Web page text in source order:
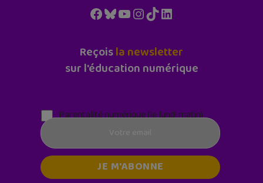
Facebook
Bluesky
YouTube
Instagram
TikTokLinkedIn
Reçoisla newsletter
sur l'éducation numérique
Parentalité numérique (le lundi matin)